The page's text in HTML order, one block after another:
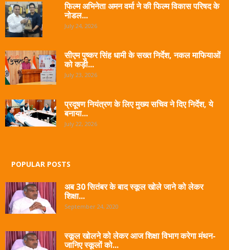
फिल्म अभिनेता अमन वर्मा ने की फिल्म विकास परिषद के
नोडल...
July 24, 2026
सीएम पुष्कर सिंह धामी के सख्त निर्देश, नकल माफियाओं
को कड़ी...
July 23, 2026
प्रदूषण नियंत्रण के लिए मुख्य सचिव ने दिए निर्देश, ये
बनाया...
July 22, 2026
POPULAR POSTS
अब 30 सितंबर के बाद स्कूल खोले जाने को लेकर
शिक्षा...
September 24, 2020
स्कूल खोलने को लेकर आज शिक्षा विभाग करेगा मंथन-
जानिए स्कूलों को...